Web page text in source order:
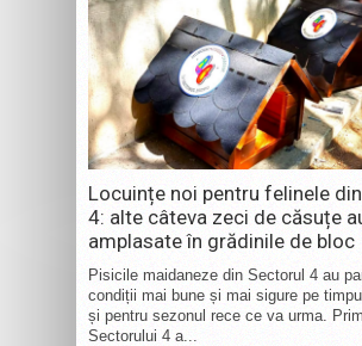
Locuințe noi pentru felinele
4: alte câteva zeci de căsuțe
amplasate în grădinile de bloc
Pisicile maidaneze din Sectorul 4 au
condiții mai bune și mai sigure pe
și pentru sezonul rece ce va urma.
Sectorului 4 a...